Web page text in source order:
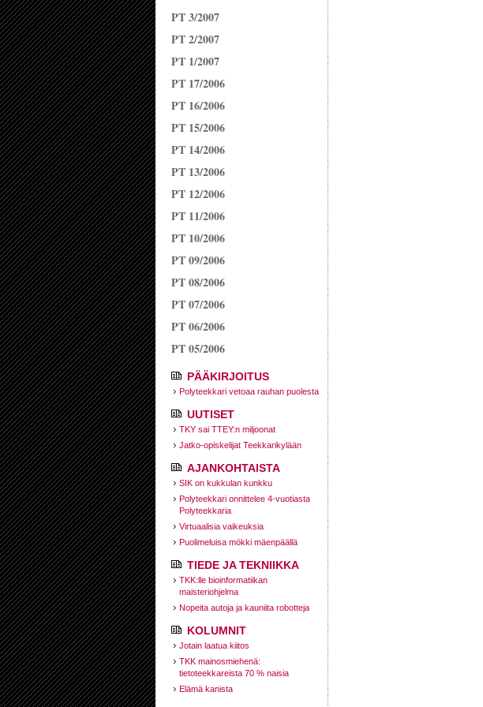
PT 3/2007
PT 2/2007
PT 1/2007
PT 17/2006
PT 16/2006
PT 15/2006
PT 14/2006
PT 13/2006
PT 12/2006
PT 11/2006
PT 10/2006
PT 09/2006
PT 08/2006
PT 07/2006
PT 06/2006
PT 05/2006
PÄÄKIRJOITUS
Polyteekkari vetoaa rauhan puolesta
UUTISET
TKY sai TTEY:n miljoonat
Jatko-opiskelijat Teekkarikylään
AJANKOHTAISTA
SIK on kukkulan kunkku
Polyteekkari onnittelee 4-vuotiasta
Polyteekkaria
Virtuaalisia vaikeuksia
Puolimeluisa mökki mäenpäällä
TIEDE JA TEKNIIKKA
TKK:lle bioinformatiikan
maisteriohjelma
Nopeita autoja ja kauniita robotteja
KOLUMNIT
Jotain laatua kiitos
TKK mainosmiehenä:
tietoteekkareista 70 % naisia
Elämä kanista